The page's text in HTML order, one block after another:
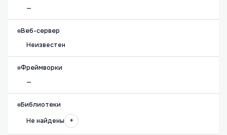
—
Веб-сервер
Неизвестен
Фреймворки
—
Библиотеки
Не найдены
+